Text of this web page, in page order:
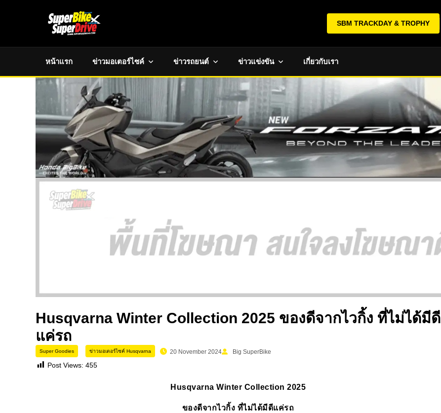
SBM TRACKDAY & TROPHY
หน้าแรก ข่าวมอเตอร์ไซค์ ข่าวรถยนต์ ข่าวแข่งขัน เกี่ยวกับเรา
Husqvarna Winter Collection 2025 ของดีจากไวกิ้ง ที่ไม่ได้มีดี
แค่รถ
Super Goodies ข่าวมอเตอร์ไซค์ Husqvarna 20 November 2024 Big SuperBike
Post Views: 455
Husqvarna Winter Collection 2025
ของดีจากไวกิ้ง ที่ไม่ได้มีดีแค่รถ